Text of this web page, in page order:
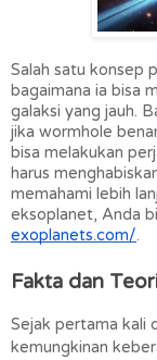
Salah satu konsep
bagaimana ia bisa
galaksi yang jauh.
jika wormhole
bisa melakukan
harus
memahami lebih
eksoplanet, Anda
exoplanets.com/.
Fakta dan
Sejak pertama kali
kemungkinan